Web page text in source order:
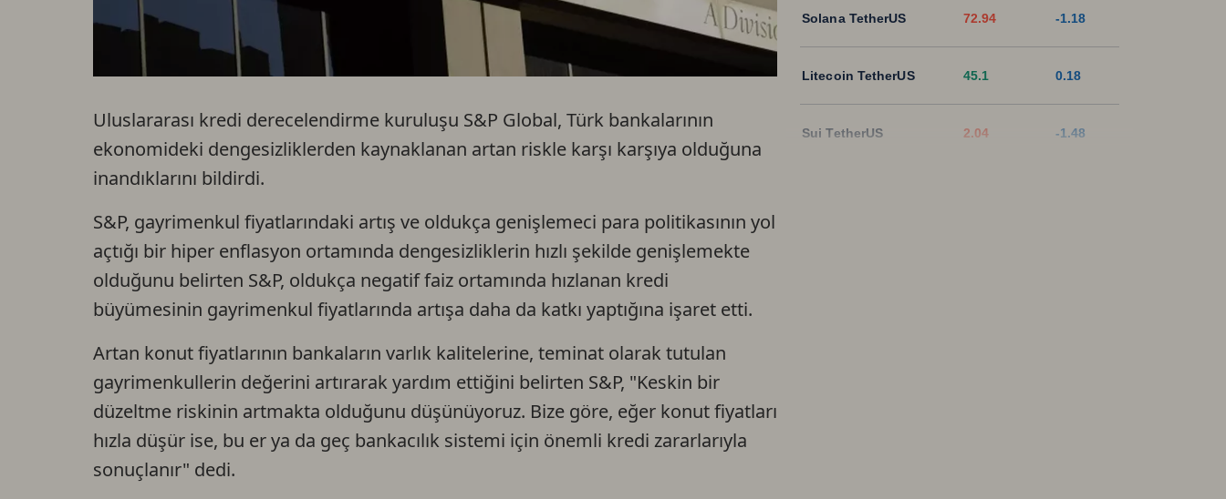
Uluslararası kredi derecelendirme kuruluşu S&P Global, Türk bankalarının
ekonomideki dengesizliklerden kaynaklanan artan riskle karşı karşıya olduğuna
inandıklarını bildirdi.
S&P, gayrimenkul fiyatlarındaki artış ve oldukça genişlemeci para politikasının yol
açtığı bir hiper enflasyon ortamında dengesizliklerin hızlı şekilde genişlemekte
olduğunu belirten S&P, oldukça negatif faiz ortamında hızlanan kredi
büyümesinin gayrimenkul fiyatlarında artışa daha da katkı yaptığına işaret etti.
Artan konut fiyatlarının bankaların varlık kalitelerine, teminat olarak tutulan
gayrimenkullerin değerini artırarak yardım ettiğini belirten S&P, "Keskin bir
düzeltme riskinin artmakta olduğunu düşünüyoruz. Bize göre, eğer konut fiyatları
hızla düşür ise, bu er ya da geç bankacılık sistemi için önemli kredi zararlarıyla
sonuçlanır" dedi.
Solana TetherUS 72.94 -1.18
Litecoin TetherUS 45.1 0.18
Sui TetherUS 2.04 -1.48